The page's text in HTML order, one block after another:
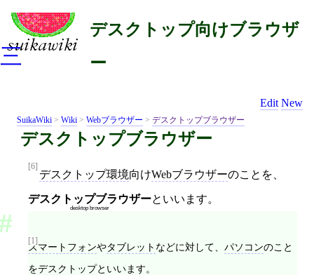
デスクトップ向けブラウザ
ー
Edit New
SuikaWiki > Wiki > Webブラウザー > デスクトップブラウザー
デスクトップブラウザー
[6]
デスクトップ環境向けWebブラウザーのことを、
デスクトップブラウザー
desktop browser
といいます。
[1]
スマートフォンやタブレット などに対して、 パソコンのこと
をデスクトップといいます。
三